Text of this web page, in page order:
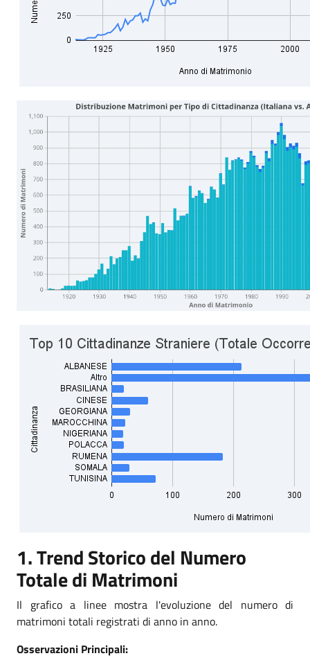
1. Trend Storico del Numero
Totale di Matrimoni
Il grafico a linee mostra l'evoluzione del numero di
matrimoni totali registrati di anno in anno.
Osservazioni Principali: